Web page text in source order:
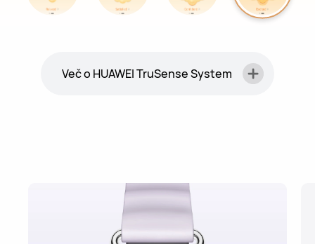
Več o HUAWEI TruSense System